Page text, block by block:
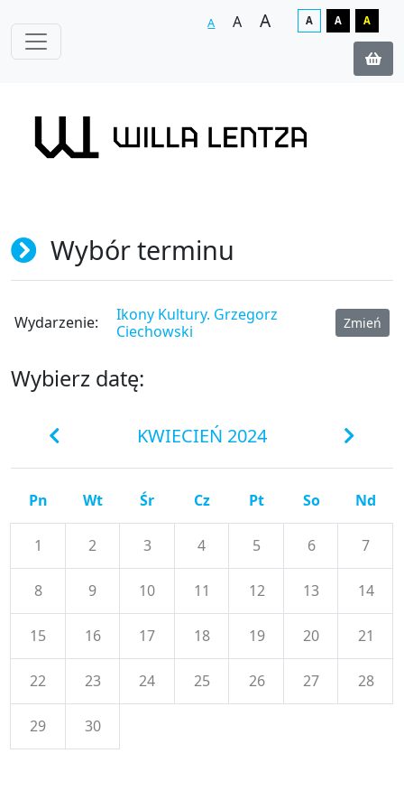
A A A A A A
Wybór terminu
Wydarzenie:
Ikony Kultury. Grzegorz
Ciechowski
Zmień
Wybierz datę:
KWIECIEŃ 2024
Pn Wt Śr Cz Pt So Nd
1 2 3 4 5 6 7
8 9 10 11 12 13 14
15 16 17 18 19 20 21
22 23 24 25 26 27 28
29 30